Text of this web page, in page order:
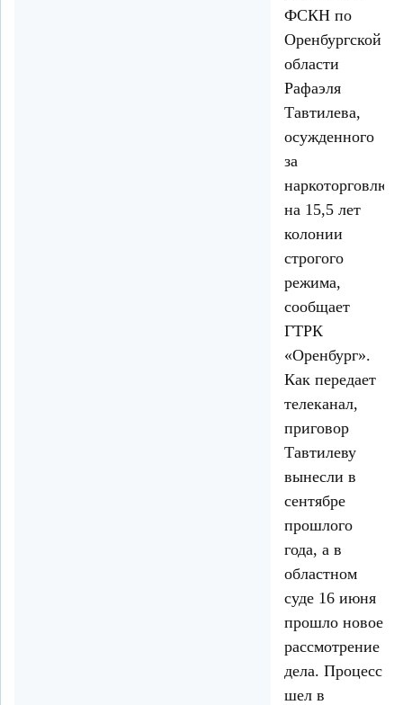
ФСКН по
Оренбургской
области
Рафаэля
Тавтилева,
осужденного
за
наркоторговлю
на 15,5 лет
колонии
строгого
режима,
сообщает
ГТРК
«Оренбург».
Как передает
телеканал,
приговор
Тавтилеву
вынесли в
сентябре
прошлого
года, а в
областном
суде 16 июня
прошло новое
рассмотрение
дела. Процесс
шел в